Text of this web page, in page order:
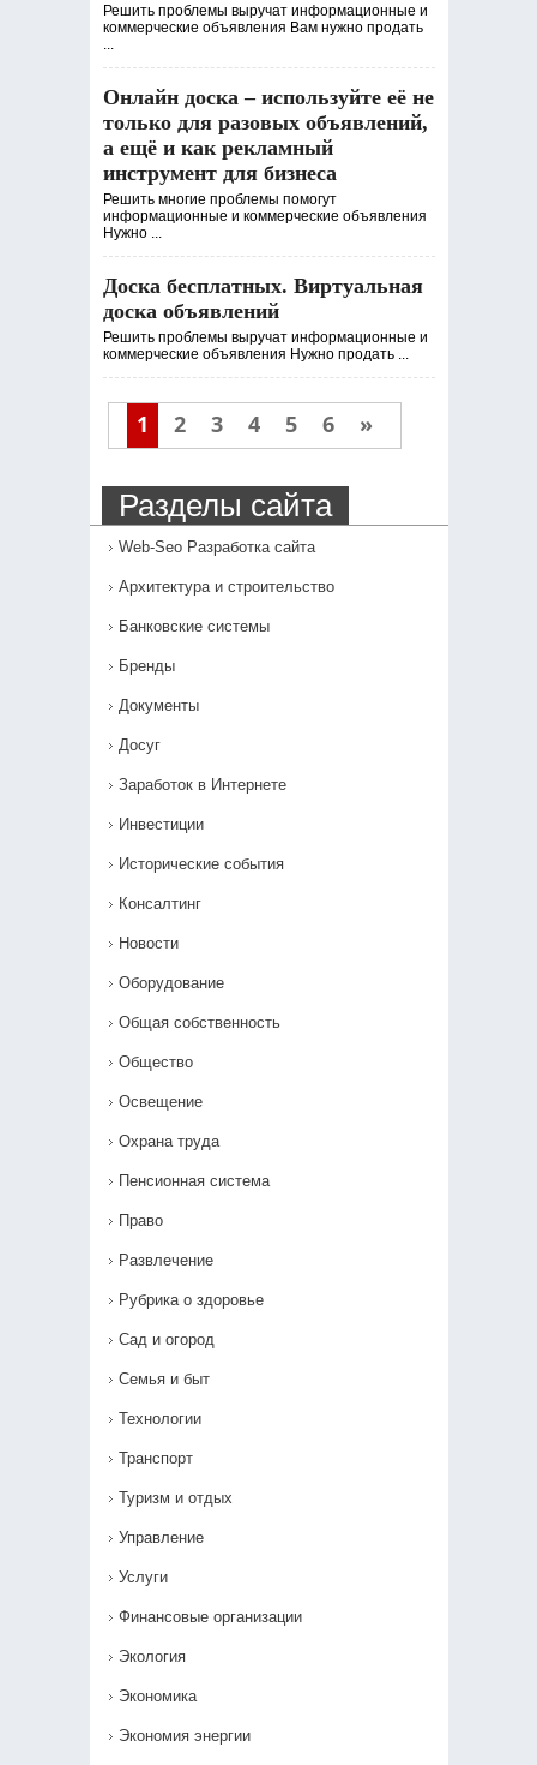
Решить проблемы выручат информационные и
коммерческие объявления Вам нужно продать
...
Онлайн доска – используйте её не
только для разовых объявлений,
а ещё и как рекламный
инструмент для бизнеса
Решить многие проблемы помогут
информационные и коммерческие объявления
Нужно ...
Доска бесплатных. Виртуальная
доска объявлений
Решить проблемы выручат информационные и
коммерческие объявления Нужно продать ...
1 2 3 4 5 6 »
Разделы сайта
Web-Seo Разработка сайта
Архитектура и строительство
Банковские системы
Бренды
Документы
Досуг
Заработок в Интернете
Инвестиции
Исторические события
Консалтинг
Новости
Оборудование
Общая собственность
Общество
Освещение
Охрана труда
Пенсионная система
Право
Развлечение
Рубрика о здоровье
Сад и огород
Семья и быт
Технологии
Транспорт
Туризм и отдых
Управление
Услуги
Финансовые организации
Экология
Экономика
Экономия энергии